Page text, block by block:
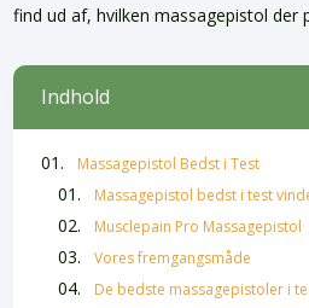
find ud af, hvilken massagepistol der
Indhold
Massagepistol Bedst i Test
Massagepistol bedst i test
Musclepain Pro Massagepistol
Vores fremgangsmåde
De bedste massagepistoler i